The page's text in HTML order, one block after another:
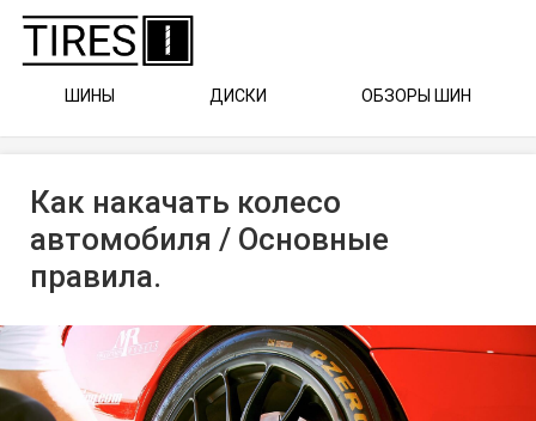
ШИНЫ ДИСКИ ОБЗОРЫ ШИН
Как накачать колесо
автомобиля / Основные
правила.